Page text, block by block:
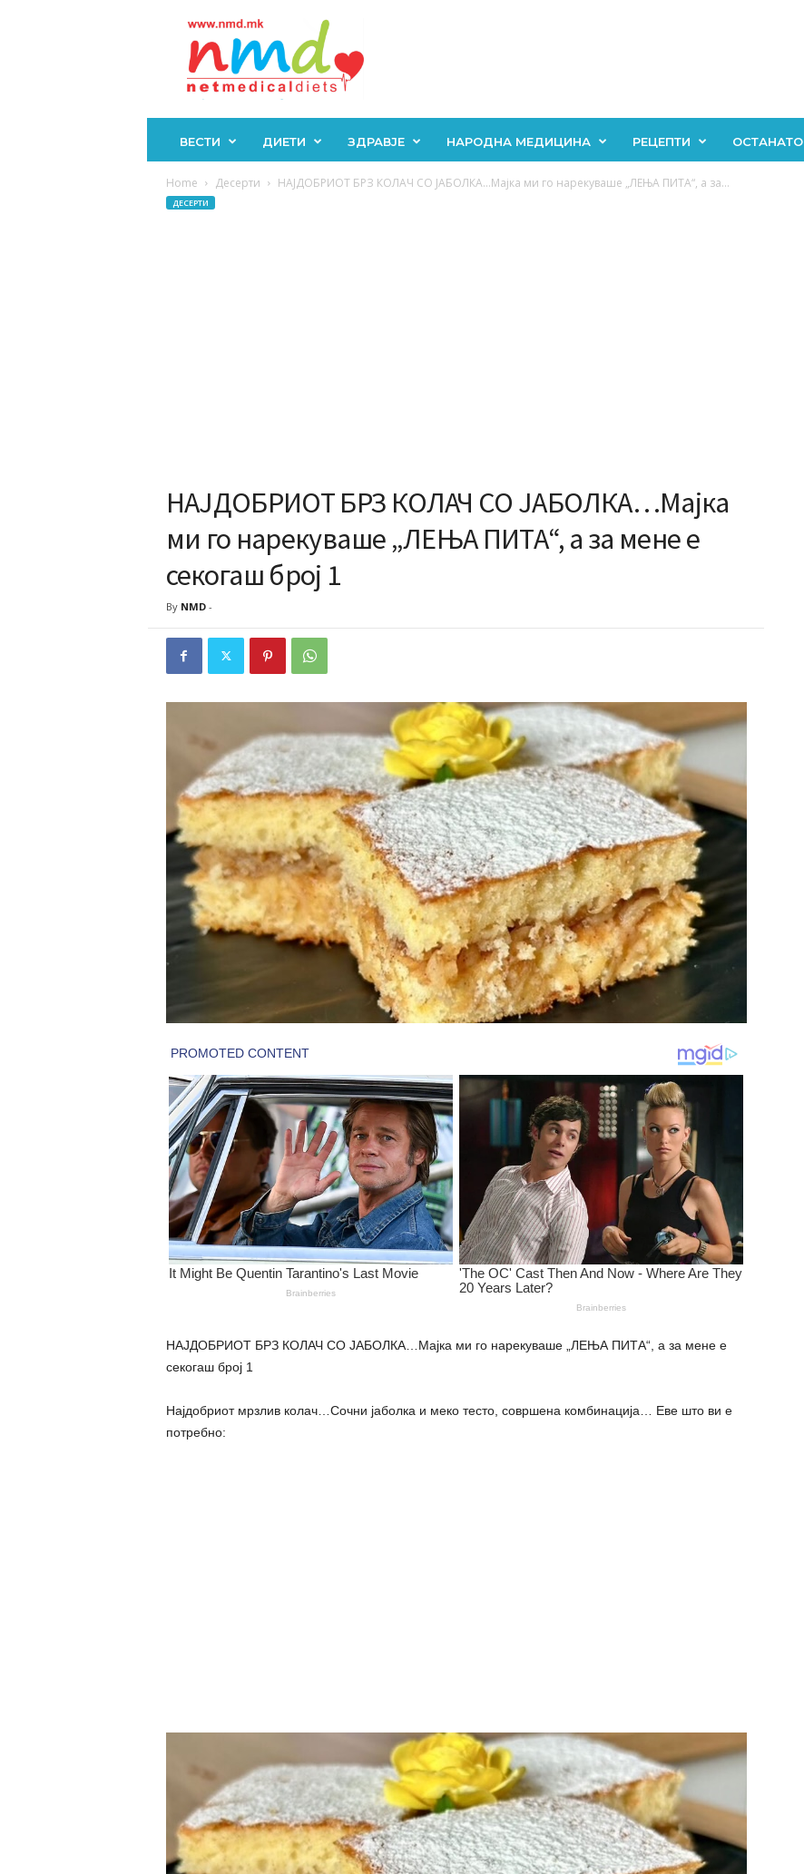
ВЕСТИ ДИЕТИ ЗДРАВЈЕ НАРОДНА МЕДИЦИНА РЕЦЕПТИ ОСТАНАТО
Home Десерти НАЈДОБРИОТ БРЗ КОЛАЧ СО ЈАБОЛКА…Мајка ми го нарекуваше „ЛЕЊА ПИТА“, а за...
ДЕСЕРТИ
НАЈДОБРИОТ БРЗ КОЛАЧ СО ЈАБОЛКА…Мајка
ми го нарекуваше „ЛЕЊА ПИТА“, а за мене е
секогаш број 1
By NMD-
НАЈДОБРИОТ БРЗ КОЛАЧ СО ЈАБОЛКА…Мајка ми го нарекуваше „ЛЕЊА ПИТА“, а за мене е
секогаш број 1
Најдобриот мрзлив колач…Сочни јаболка и меко тесто, совршена комбинација… Еве што ви е
потребно: